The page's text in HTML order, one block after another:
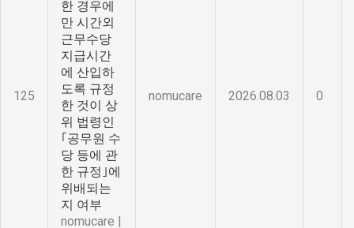
125
한 경우에
만 시간외
근무수당
지급시간
에 산입하
도록 규정
한 것이 상
위 법령인
｢공무원 수
당 등에 관
한 규정｣에
위배되는
지 여부
nomucare |
nomucare 2026.08.03 0